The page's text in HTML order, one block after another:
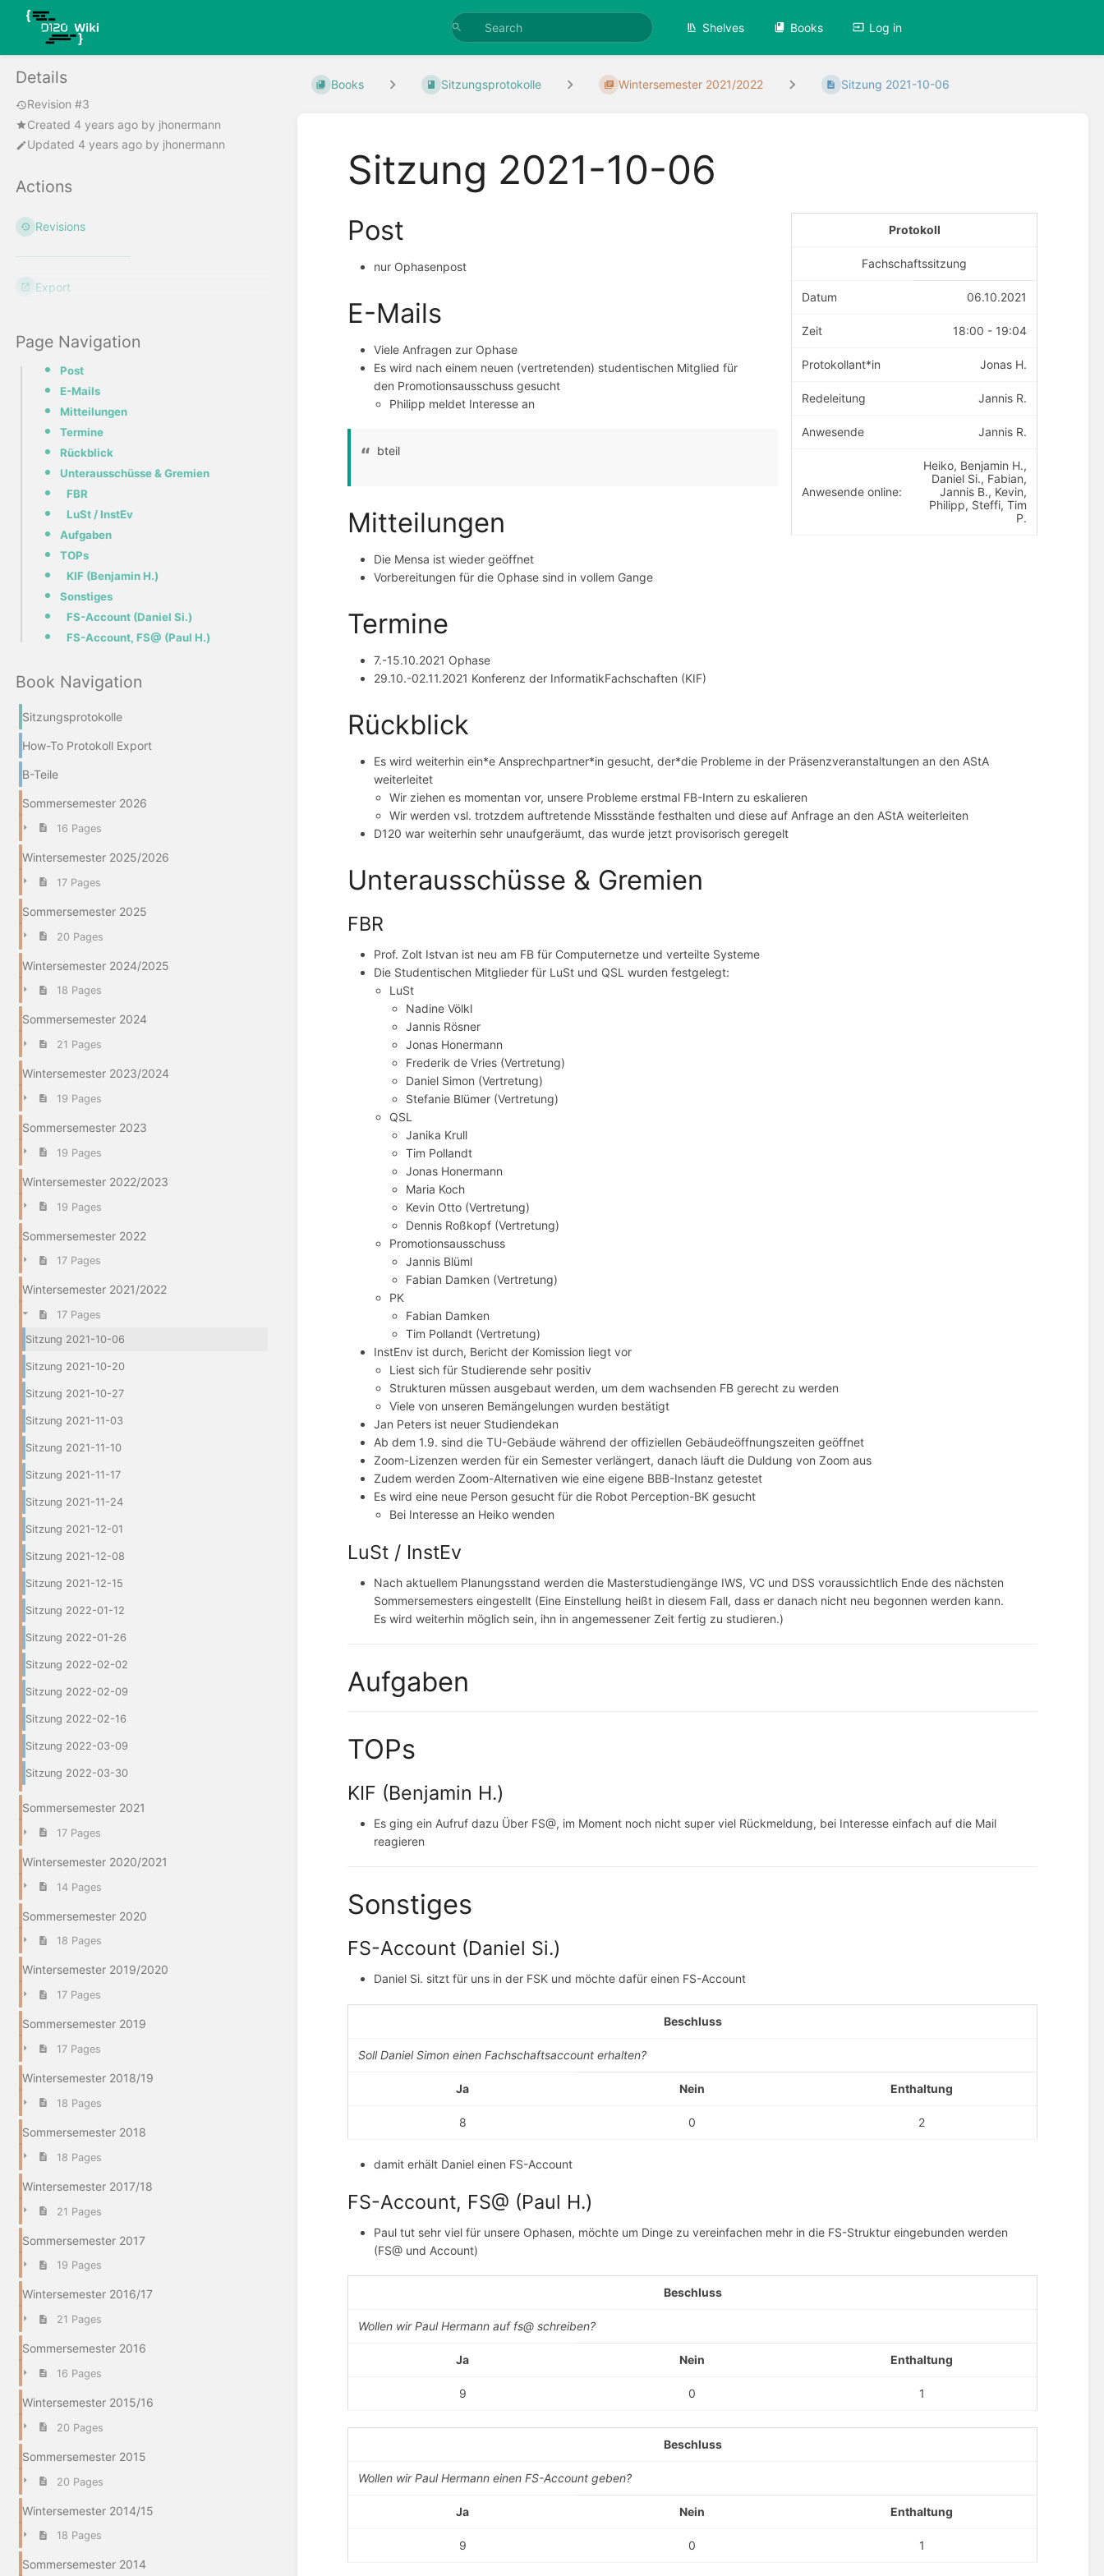
Shelves Books Log in
Details
Revision #3
Created 4 years ago by jhonermann
Updated 4 years ago by jhonermann
Actions
Revisions
Export
Page Navigation
Post
E-Mails
Mitteilungen
Termine
Rückblick
Unterausschüsse & Gremien
FBR
LuSt / InstEv
Aufgaben
TOPs
KIF (Benjamin H.)
Sonstiges
FS-Account (Daniel Si.)
FS-Account, FS@ (Paul H.)
Book Navigation
Sitzungsprotokolle
How-To Protokoll Export
B-Teile
Sommersemester 2026
16 Pages
Wintersemester 2025/2026
17 Pages
Sommersemester 2025
20 Pages
Wintersemester 2024/2025
18 Pages
Sommersemester 2024
21 Pages
Wintersemester 2023/2024
19 Pages
Sommersemester 2023
19 Pages
Wintersemester 2022/2023
19 Pages
Sommersemester 2022
17 Pages
Wintersemester 2021/2022
17 Pages
Sitzung 2021-10-06
Sitzung 2021-10-20
Sitzung 2021-10-27
Sitzung 2021-11-03
Sitzung 2021-11-10
Sitzung 2021-11-17
Sitzung 2021-11-24
Sitzung 2021-12-01
Sitzung 2021-12-08
Sitzung 2021-12-15
Sitzung 2022-01-12
Sitzung 2022-01-26
Sitzung 2022-02-02
Sitzung 2022-02-09
Sitzung 2022-02-16
Sitzung 2022-03-09
Sitzung 2022-03-30
Sommersemester 2021
17 Pages
Wintersemester 2020/2021
14 Pages
Sommersemester 2020
18 Pages
Wintersemester 2019/2020
17 Pages
Sommersemester 2019
17 Pages
Wintersemester 2018/19
18 Pages
Sommersemester 2018
18 Pages
Wintersemester 2017/18
21 Pages
Sommersemester 2017
19 Pages
Wintersemester 2016/17
21 Pages
Sommersemester 2016
16 Pages
Wintersemester 2015/16
20 Pages
Sommersemester 2015
20 Pages
Wintersemester 2014/15
18 Pages
Sommersemester 2014
Books Sitzungsprotokolle Wintersemester 2021/2022 Sitzung 2021-10-06
Sitzung 2021-10-06
Protokoll
Fachschaftssitzung
Datum 06.10.2021
Zeit 18:00 - 19:04
Protokollant*in Jonas H.
Redeleitung Jannis R.
Anwesende Jannis R.
Anwesende online:
Heiko, Benjamin H.,
Daniel Si., Fabian,
Jannis B., Kevin,
Philipp, Steffi, Tim
P.
Post
nur Ophasenpost
E-Mails
Viele Anfragen zur Ophase
Es wird nach einem neuen (vertretenden) studentischen Mitglied für
den Promotionsausschuss gesucht
Philipp meldet Interesse an
bteil
Mitteilungen
Die Mensa ist wieder geöffnet
Vorbereitungen für die Ophase sind in vollem Gange
Termine
7.-15.10.2021 Ophase
29.10.-02.11.2021 Konferenz der InformatikFachschaften (KIF)
Rückblick
Es wird weiterhin ein*e Ansprechpartner*in gesucht, der*die Probleme in der Präsenzveranstaltungen an den AStA
weiterleitet
Wir ziehen es momentan vor, unsere Probleme erstmal FB-Intern zu eskalieren
Wir werden vsl. trotzdem auftretende Missstände festhalten und diese auf Anfrage an den AStA weiterleiten
D120 war weiterhin sehr unaufgeräumt, das wurde jetzt provisorisch geregelt
Unterausschüsse & Gremien
FBR
Prof. Zolt Istvan ist neu am FB für Computernetze und verteilte Systeme
Die Studentischen Mitglieder für LuSt und QSL wurden festgelegt:
LuSt
Nadine Völkl
Jannis Rösner
Jonas Honermann
Frederik de Vries (Vertretung)
Daniel Simon (Vertretung)
Stefanie Blümer (Vertretung)
QSL
Janika Krull
Tim Pollandt
Jonas Honermann
Maria Koch
Kevin Otto (Vertretung)
Dennis Roßkopf (Vertretung)
Promotionsausschuss
Jannis Blüml
Fabian Damken (Vertretung)
PK
Fabian Damken
Tim Pollandt (Vertretung)
InstEnv ist durch, Bericht der Komission liegt vor
Liest sich für Studierende sehr positiv
Strukturen müssen ausgebaut werden, um dem wachsenden FB gerecht zu werden
Viele von unseren Bemängelungen wurden bestätigt
Jan Peters ist neuer Studiendekan
Ab dem 1.9. sind die TU-Gebäude während der offiziellen Gebäudeöffnungszeiten geöffnet
Zoom-Lizenzen werden für ein Semester verlängert, danach läuft die Duldung von Zoom aus
Zudem werden Zoom-Alternativen wie eine eigene BBB-Instanz getestet
Es wird eine neue Person gesucht für die Robot Perception-BK gesucht
Bei Interesse an Heiko wenden
LuSt / InstEv
Nach aktuellem Planungsstand werden die Masterstudiengänge IWS, VC und DSS voraussichtlich Ende des nächsten
Sommersemesters eingestellt (Eine Einstellung heißt in diesem Fall, dass er danach nicht neu begonnen werden kann.
Es wird weiterhin möglich sein, ihn in angemessener Zeit fertig zu studieren.)
Aufgaben
TOPs
KIF (Benjamin H.)
Es ging ein Aufruf dazu Über FS@, im Moment noch nicht super viel Rückmeldung, bei Interesse einfach auf die Mail
reagieren
Sonstiges
FS-Account (Daniel Si.)
Daniel Si. sitzt für uns in der FSK und möchte dafür einen FS-Account
Beschluss
Soll Daniel Simon einen Fachschaftsaccount erhalten?
Ja Nein Enthaltung
8 0 2
damit erhält Daniel einen FS-Account
FS-Account, FS@ (Paul H.)
Paul tut sehr viel für unsere Ophasen, möchte um Dinge zu vereinfachen mehr in die FS-Struktur eingebunden werden
(FS@ und Account)
Beschluss
Wollen wir Paul Hermann auf fs@ schreiben?
Ja Nein Enthaltung
9 0 1
Beschluss
Wollen wir Paul Hermann einen FS-Account geben?
Ja Nein Enthaltung
9 0 1